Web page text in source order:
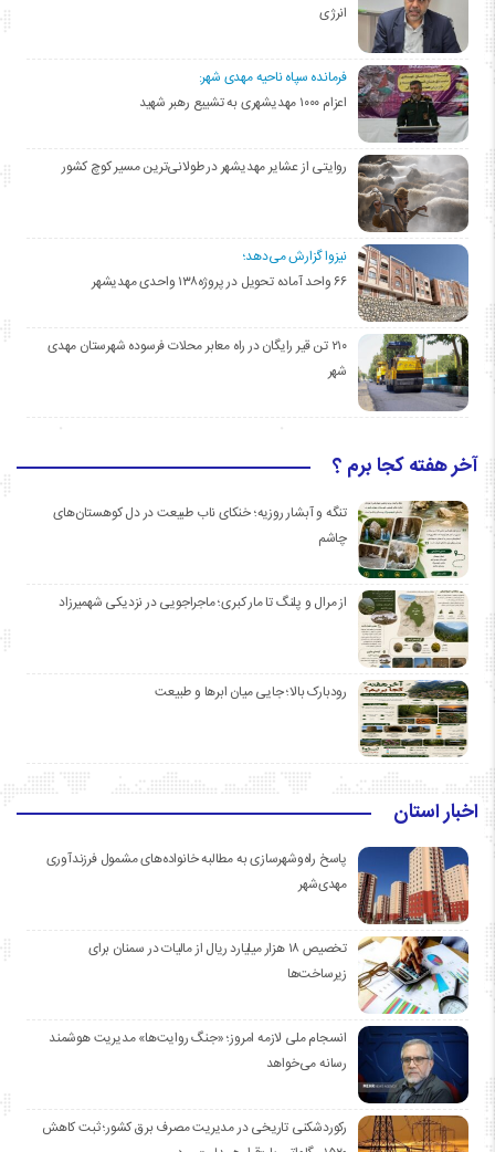
انرژی
فرمانده سپاه ناحیه مهدی شهر:
اعزام ۱۰۰۰ مهدیشهری به تشییع رهبر شهید
روایتی از عشایر مهدیشهر در طولانی‌ترین مسیر کوچ کشور
نیزوا گزارش می‌دهد؛
۶۶ واحد آماده تحویل در پروژه۱۳۸ واحدی مهدیشهر
۲۱۰ تن قیر رایگان در راه معابر محلات فرسوده شهرستان مهدی
شهر
آخر هفته کجا برم ؟
تنگه و آبشار روزیه؛ خنکای ناب طبیعت در دل کوهستان‌های
چاشم
از مرال و پلنگ تا مار کبری؛ ماجراجویی در نزدیکی شهمیرزاد
رودبارک بالا؛ جایی میان ابرها و طبیعت
اخبار استان
پاسخ راه‌وشهرسازی به مطالبه خانواده‌های مشمول فرزندآوری
مهدی‌شهر
تخصیص ۱۸ هزار میلیارد ریال از مالیات در سمنان برای
زیرساخت‌ها
انسجام ملی لازمه امروز؛ «جنگ روایت‌ها» مدیریت هوشمند
رسانه می‌خواهد
رکوردشکنی تاریخی در مدیریت مصرف برق کشور؛ ثبت کاهش